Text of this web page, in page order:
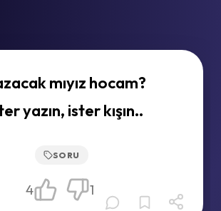
mıyız hocam?
yazın, ister kışın..
SORU
4 1